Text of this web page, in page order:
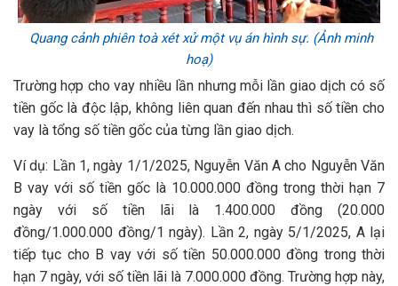
Quang cảnh phiên toà xét xử một vụ án hình sự. (Ảnh minh
hoạ)
Trường hợp cho vay nhiều lần nhưng mỗi lần giao dịch có số
tiền gốc là độc lập, không liên quan đến nhau thì số tiền cho
vay là tổng số tiền gốc của từng lần giao dịch.
Ví dụ: Lần 1, ngày 1/1/2025, Nguyễn Văn A cho Nguyễn Văn
B vay với số tiền gốc là 10.000.000 đồng trong thời hạn 7
ngày với số tiền lãi là 1.400.000 đồng (20.000
đồng/1.000.000 đồng/1 ngày). Lần 2, ngày 5/1/2025, A lại
tiếp tục cho B vay với số tiền 50.000.000 đồng trong thời
hạn 7 ngày, với số tiền lãi là 7.000.000 đồng. Trường hợp này,